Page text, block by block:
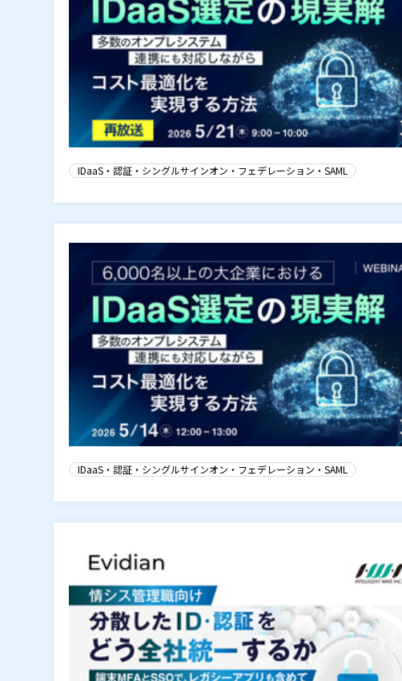
IDaaS・認証・シングルサインオン・フェデレーション・SAML
IDaaS・認証・シングルサインオン・フェデレーション・SAML